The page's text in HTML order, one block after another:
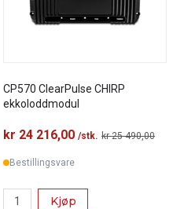
CP570 ClearPulse CHIRP
ekkoloddmodul
kr 24 216,00 /stk. kr 25 490,00
Bestillingsvare
Kjøp